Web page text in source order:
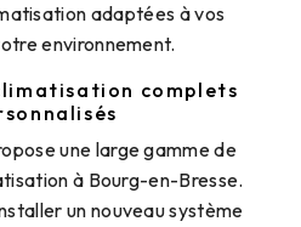
adaptées à vos
environnement.
complets
une large gamme de
à Bourg-en-Bresse.
un nouveau système